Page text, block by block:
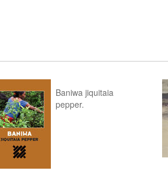
Baniwa jiquitaia
pepper.